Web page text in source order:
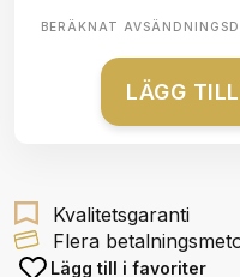
BERÄKNAT
LÄGG
Kvalitetsgaranti
Flera
Lägg till i favoriter